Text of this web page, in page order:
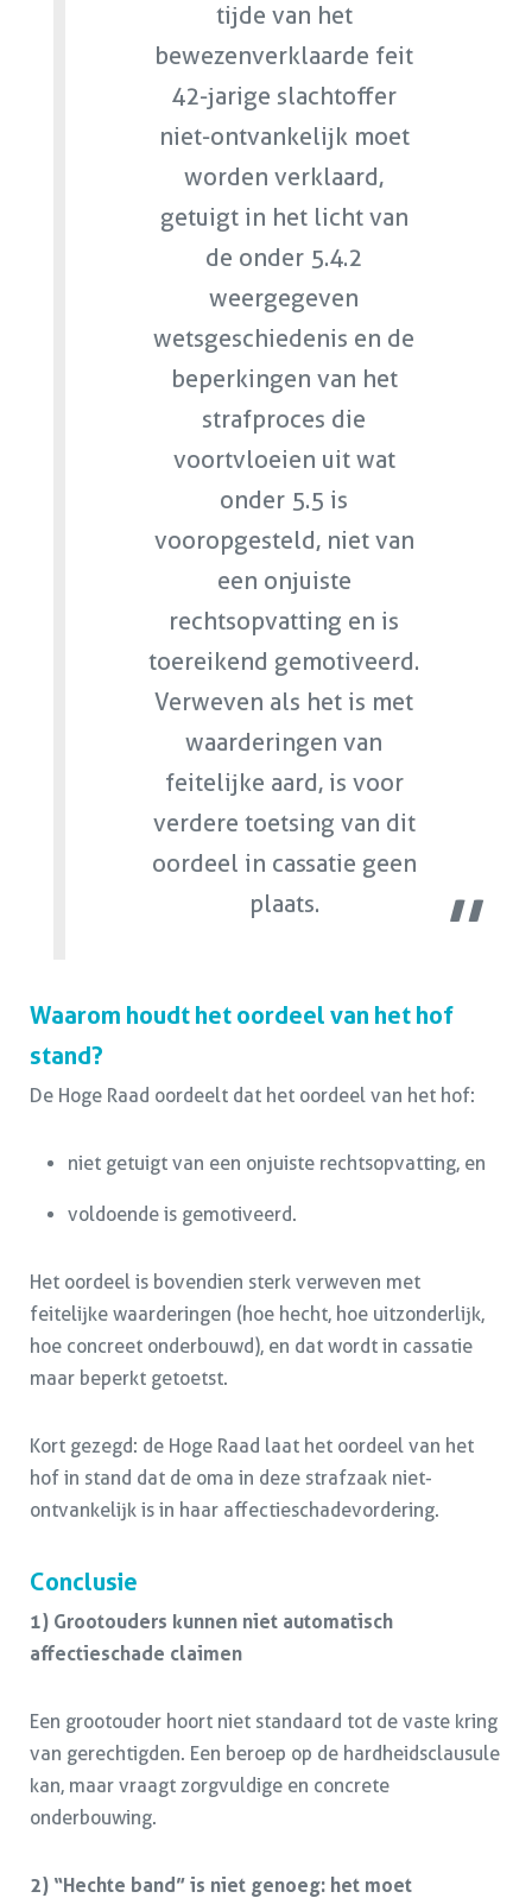
tijde van het
bewezenverklaarde feit
42-jarige slachtoffer
niet-ontvankelijk moet
worden verklaard,
getuigt in het licht van
de onder 5.4.2
weergegeven
wetsgeschiedenis en de
beperkingen van het
strafproces die
voortvloeien uit wat
onder 5.5 is
vooropgesteld, niet van
een onjuiste
rechtsopvatting en is
toereikend gemotiveerd.
Verweven als het is met
waarderingen van
feitelijke aard, is voor
verdere toetsing van dit
oordeel in cassatie geen
plaats.
Waarom houdt het oordeel van het hof
stand?
De Hoge Raad oordeelt dat het oordeel van het hof:
niet getuigt van een onjuiste rechtsopvatting, en
voldoende is gemotiveerd.
Het oordeel is bovendien sterk verweven met
feitelijke waarderingen (hoe hecht, hoe uitzonderlijk,
hoe concreet onderbouwd), en dat wordt in cassatie
maar beperkt getoetst.
Kort gezegd: de Hoge Raad laat het oordeel van het
hof in stand dat de oma in deze strafzaak niet-
ontvankelijk is in haar affectieschadevordering.
Conclusie
1) Grootouders kunnen niet automatisch
affectieschade claimen
Een grootouder hoort niet standaard tot de vaste kring
van gerechtigden. Een beroep op de hardheidsclausule
kan, maar vraagt zorgvuldige en concrete
onderbouwing.
2) “Hechte band” is niet genoeg: het moet